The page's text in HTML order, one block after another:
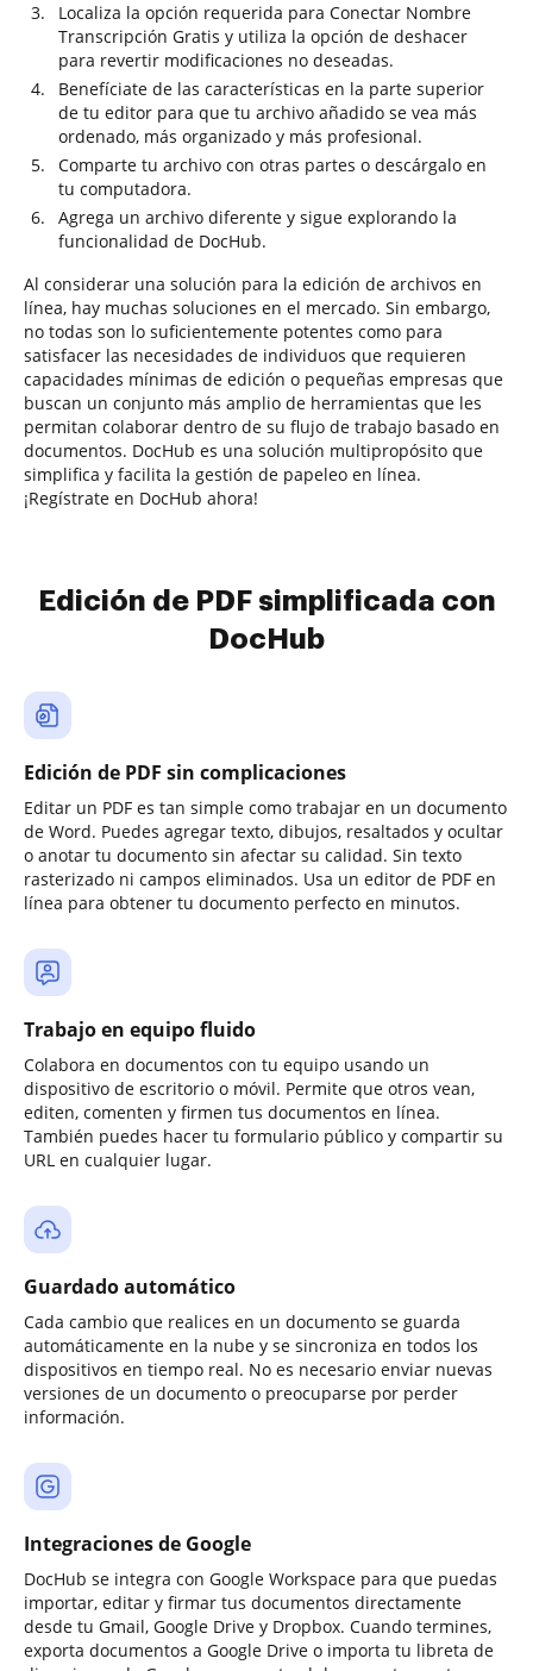
Localiza la opción requerida para Conectar Nombre
Transcripción Gratis y utiliza la opción de deshacer
para revertir modificaciones no deseadas.
Benefíciate de las características en la parte superior
de tu editor para que tu archivo añadido se vea más
ordenado, más organizado y más profesional.
Comparte tu archivo con otras partes o descárgalo en
tu computadora.
Agrega un archivo diferente y sigue explorando la
funcionalidad de DocHub.
Al considerar una solución para la edición de archivos en
línea, hay muchas soluciones en el mercado. Sin embargo,
no todas son lo suficientemente potentes como para
satisfacer las necesidades de individuos que requieren
capacidades mínimas de edición o pequeñas empresas que
buscan un conjunto más amplio de herramientas que les
permitan colaborar dentro de su flujo de trabajo basado en
documentos. DocHub es una solución multipropósito que
simplifica y facilita la gestión de papeleo en línea.
¡Regístrate en DocHub ahora!
Edición de PDF simplificada con
DocHub
Edición de PDF sin complicaciones
Editar un PDF es tan simple como trabajar en un documento
de Word. Puedes agregar texto, dibujos, resaltados y ocultar
o anotar tu documento sin afectar su calidad. Sin texto
rasterizado ni campos eliminados. Usa un editor de PDF en
línea para obtener tu documento perfecto en minutos.
Trabajo en equipo fluido
Colabora en documentos con tu equipo usando un
dispositivo de escritorio o móvil. Permite que otros vean,
editen, comenten y firmen tus documentos en línea.
También puedes hacer tu formulario público y compartir su
URL en cualquier lugar.
Guardado automático
Cada cambio que realices en un documento se guarda
automáticamente en la nube y se sincroniza en todos los
dispositivos en tiempo real. No es necesario enviar nuevas
versiones de un documento o preocuparse por perder
información.
Integraciones de Google
DocHub se integra con Google Workspace para que puedas
importar, editar y firmar tus documentos directamente
desde tu Gmail, Google Drive y Dropbox. Cuando termines,
exporta documentos a Google Drive o importa tu libreta de